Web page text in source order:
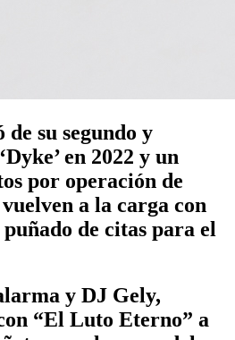
su segundo y
en 2022 y un
por operación de
a la carga con
de citas para el
y DJ Gely,
“El Luto Eterno” a